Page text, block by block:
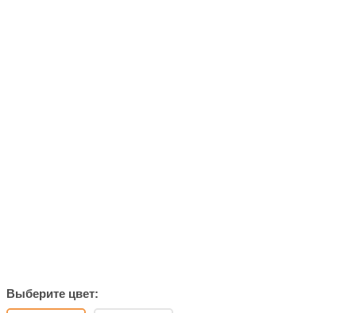
Выберите цвет: